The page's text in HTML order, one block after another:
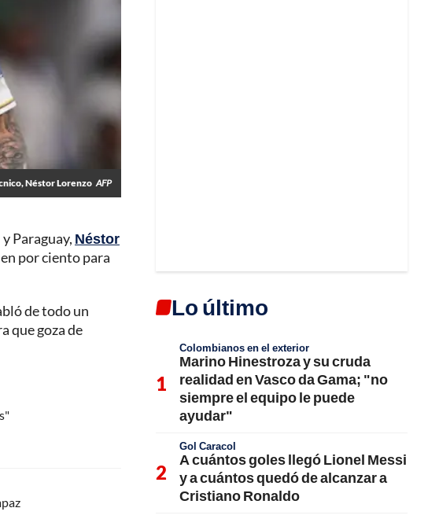
Néstor Lorenzo AFP
Paraguay, Néstor
por ciento para
de todo un
que goza de
Lo último
Colombianos en el exterior
Marino Hinestroza y su cruda
realidad en Vasco da Gama; "no
siempre el equipo le puede
ayudar"
Gol Caracol
A cuántos goles llegó Lionel Messi
y a cuántos quedó de alcanzar a
Cristiano Ronaldo